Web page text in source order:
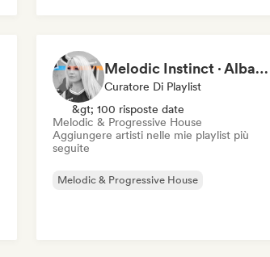
Melodic Instinct · Alba DM
Curatore Di Playlist
&gt; 100 risposte date
Melodic & Progressive House
Aggiungere artisti nelle mie playlist più
seguite
Melodic & Progressive House